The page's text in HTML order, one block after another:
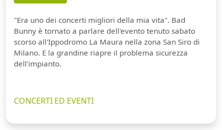
"Era uno dei concerti migliori della mia vita". Bad
Bunny è tornato a parlare dell'evento tenuto sabato
scorso all'Ippodromo La Maura nella zona San Siro di
Milano. E la grandine riapre il problema sicurezza
dell'impianto.
CONCERTI ED EVENTI